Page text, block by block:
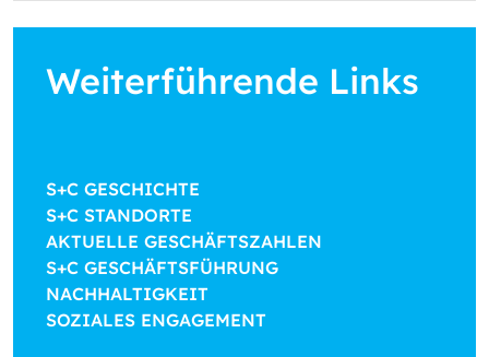
Weiterführende Links
S+C GESCHICHTE
S+C STANDORTE
AKTUELLE GESCHÄFTSZAHLEN
S+C GESCHÄFTSFÜHRUNG
NACHHALTIGKEIT
SOZIALES ENGAGEMENT